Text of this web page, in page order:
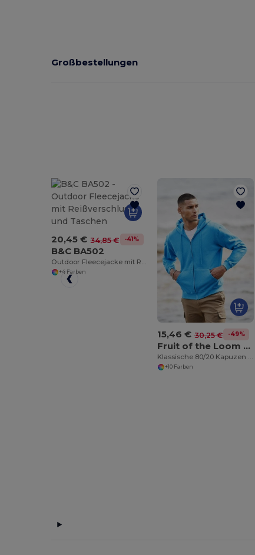
Großbestellungen
20,45 € 34,85 € -41%
B&C BA502
+4 Farben
15,46 € 30,25 € -49%
Fruit of the Loom SS222
Klassische 80/20 Kapuzen Sweatshirt Jacke Herren
+10 Farben